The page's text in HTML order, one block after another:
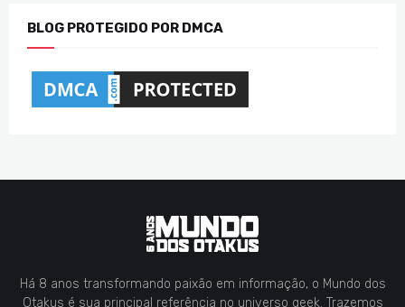
BLOG PROTEGIDO POR DMCA
Há 8 anos transformando paixão em informação, o Mundo dos
Otakus é sua principal referência no universo geek. Trazemos